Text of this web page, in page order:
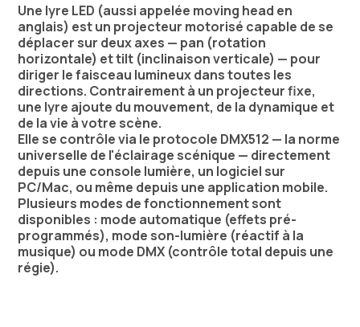
Une lyre LED (aussi appelée moving head en
anglais) est un projecteur motorisé capable de se
déplacer sur deux axes — pan (rotation
horizontale) et tilt (inclinaison verticale) — pour
diriger le faisceau lumineux dans toutes les
directions. Contrairement à un projecteur fixe,
une lyre ajoute du mouvement, de la dynamique et
de la vie à votre scène.
Elle se contrôle via le protocole DMX512 — la norme
universelle de l'éclairage scénique — directement
depuis une console lumière, un logiciel sur
PC/Mac, ou même depuis une application mobile.
Plusieurs modes de fonctionnement sont
disponibles : mode automatique (effets pré-
programmés), mode son-lumière (réactif à la
musique) ou mode DMX (contrôle total depuis une
régie).